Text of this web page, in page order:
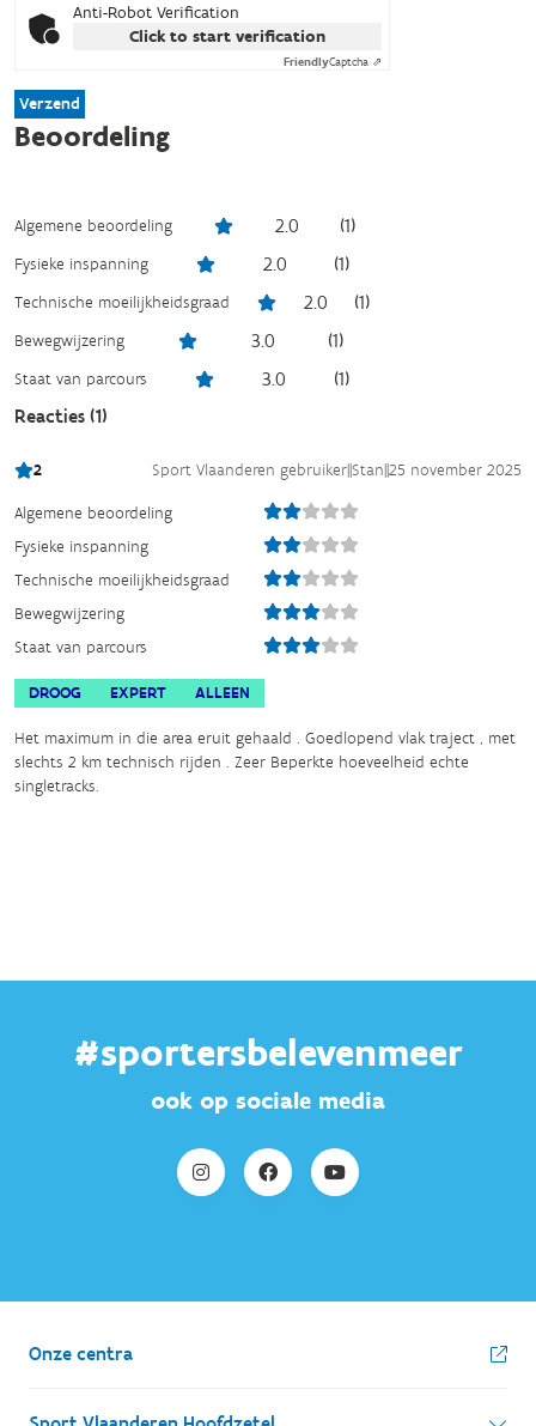
Anti-Robot Verification
Click to start verification
FriendlyCaptcha ⇗
Verzend
Beoordeling
Algemene beoordeling 2.0 (1)
Fysieke inspanning 2.0 (1)
Technische moeilijkheidsgraad 2.0 (1)
Bewegwijzering 3.0 (1)
Staat van parcours 3.0 (1)
Reacties (1)
2 Sport Vlaanderen gebruiker||Stan||25 november 2025
Algemene beoordeling
Fysieke inspanning
Technische moeilijkheidsgraad
Bewegwijzering
Staat van parcours
DROOG EXPERT ALLEEN
Het maximum in die area eruit gehaald . Goedlopend vlak traject , met
slechts 2 km technisch rijden . Zeer Beperkte hoeveelheid echte
singletracks.
#sportersbelevenmeer
ook op sociale media
Onze centra